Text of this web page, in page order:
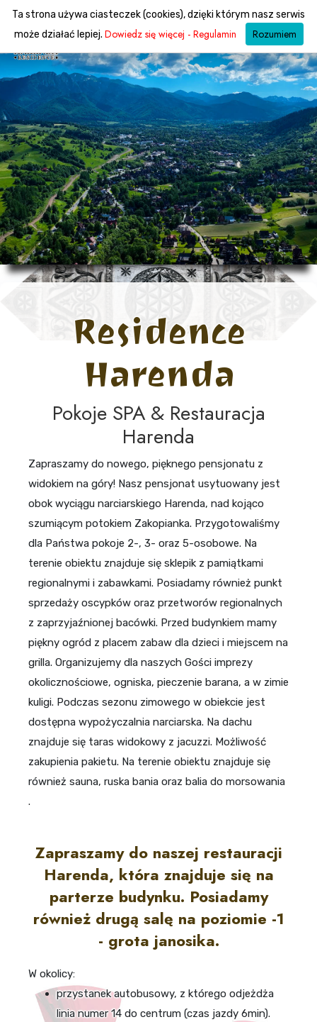
Residence
Harenda
Pokoje SPA & Restauracja
Harenda
Zapraszamy do nowego, pięknego pensjonatu z
widokiem na góry! Nasz pensjonat usytuowany jest
obok wyciągu narciarskiego Harenda, nad kojąco
szumiącym potokiem Zakopianka. Przygotowaliśmy
dla Państwa pokoje 2-, 3- oraz 5-osobowe. Na
terenie obiektu znajduje się sklepik z pamiątkami
regionalnymi i zabawkami. Posiadamy również punkt
sprzedaży oscypków oraz przetworów regionalnych
z zaprzyjaźnionej bacówki. Przed budynkiem mamy
piękny ogród z placem zabaw dla dzieci i miejscem na
grilla. Organizujemy dla naszych Gości imprezy
okolicznościowe, ogniska, pieczenie barana, a w zimie
kuligi. Podczas sezonu zimowego w obiekcie jest
dostępna wypożyczalnia narciarska. Na dachu
znajduje się taras widokowy z jacuzzi. Możliwość
zakupienia pakietu. Na terenie obiektu znajduje się
również sauna, ruska bania oraz balia do morsowania
.
Zapraszamy do naszej restauracji
Harenda, która znajduje się na
parterze budynku. Posiadamy
również drugą salę na poziomie -1
- grota janosika.
W okolicy:
przystanek autobusowy, z którego odjeżdża
linia numer 14 do centrum (czas jazdy 6min).
Ta strona używa ciasteczek (cookies), dzięki którym nasz serwis
może działać lepiej. Dowiedz się więcej - Regulamin Rozumiem